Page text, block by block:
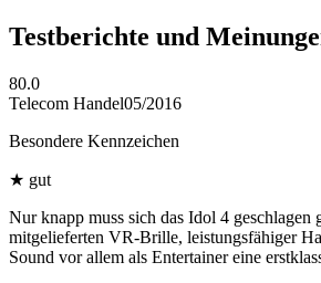
Testberichte und
80.0
Telecom Handel05/2016
Besondere Kennzeichen
★ gut
Nur knapp muss sich das Idol 4 geschlagen
mitgelieferten VR-Brille, leistungsfähiger
Sound vor allem als Entertainer eine